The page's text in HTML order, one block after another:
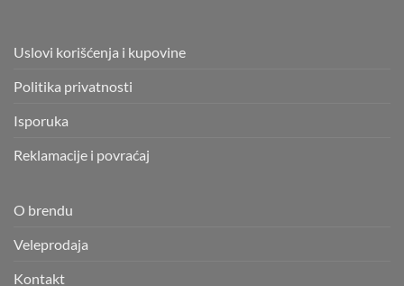
Uslovi korišćenja i kupovine
Politika privatnosti
Isporuka
Reklamacije i povraćaj
O brendu
Veleprodaja
Kontakt